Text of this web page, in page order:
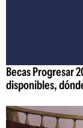
Becas Progresar
disponibles,